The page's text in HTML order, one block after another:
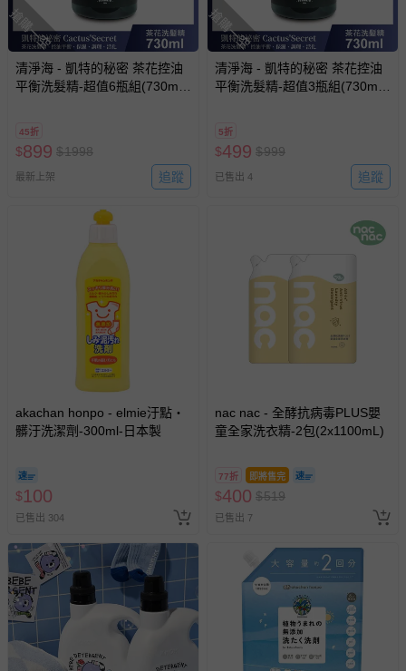
搶購一空
清淨海 - 凱特的秘密 茶花控油
平衡洗髮精-超值6瓶組(730ml/
45折
$899 $1998
最新上架 追蹤
搶購一空
清淨海 - 凱特的秘密 茶花控油
平衡洗髮精-超值3瓶組(730ml/
5折
$499 $999
已售出 4 追蹤
akachan honpo - elmie汙點・
髒汙洗潔劑-300ml-日本製
$100
已售出 304
nac nac - 全酵抗病毒PLUS嬰
童全家洗衣精-2包(2x1100mL)
77折 即將售完
$400 $519
已售出 7